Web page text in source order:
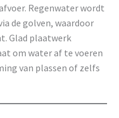
Regenwater wordt
de golven, waardoor
Glad plaatwerk
om water af te voeren
van plassen of zelfs